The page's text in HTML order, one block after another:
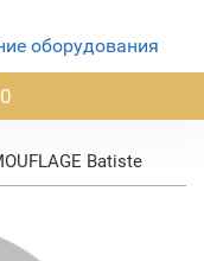
оборудования
Batiste